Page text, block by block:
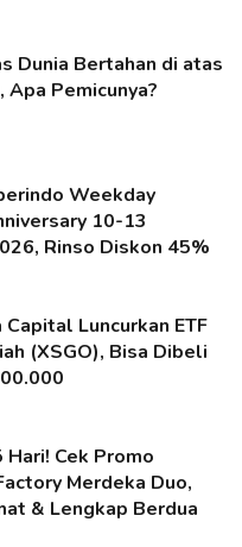
Dunia Bertahan di atas
Apa Pemicunya?
Weekday
10-13
Rinso Diskon 45%
Luncurkan ETF
(XSGO), Bisa Dibeli
Cek Promo
Merdeka Duo,
& Lengkap Berdua